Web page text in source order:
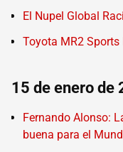
El Nupel Global
Toyota MR2 Sports
15 de enero de
Fernando Alonso:
buena para el